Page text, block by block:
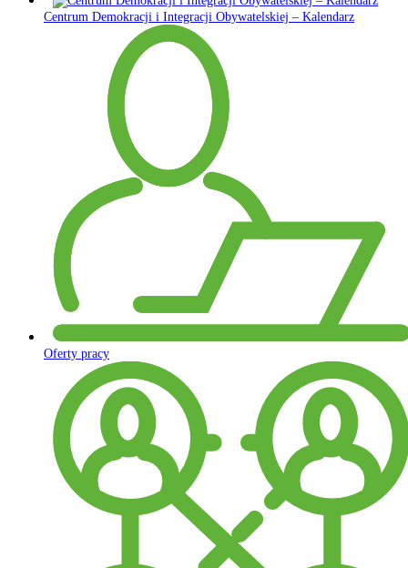
Centrum Demokracji i Integracji Obywatelskiej – Kalendarz
Oferty pracy